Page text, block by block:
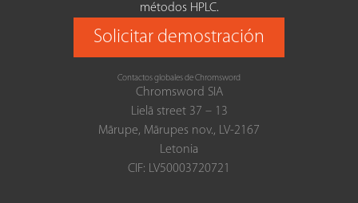
métodos HPLC.
Solicitar demostración
Contactos globales de Chromsword
Chromsword SIA
Lielā street 37 – 13
Mārupe, Mārupes nov., LV-2167
Letonia
CIF: LV50003720721